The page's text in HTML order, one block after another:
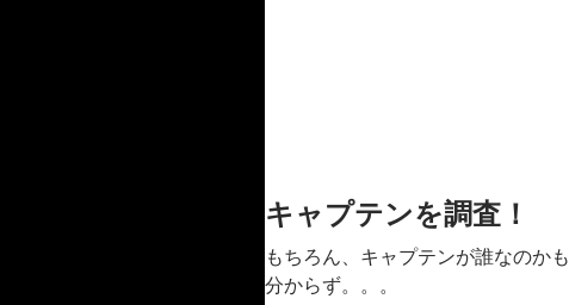
キャプテンを調査！
もちろん、キャプテンが誰なのかも
分からず。。。